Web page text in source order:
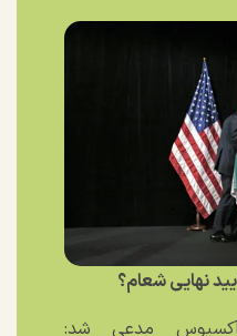
نهایی شعام؟
آکسیوس مدعی شد: